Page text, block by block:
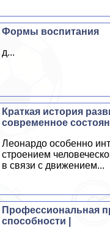
Формы воспитания
д...
Краткая история
современное
Леонардо особенно
строением
в связи с движением...
Профессиональная
способности |